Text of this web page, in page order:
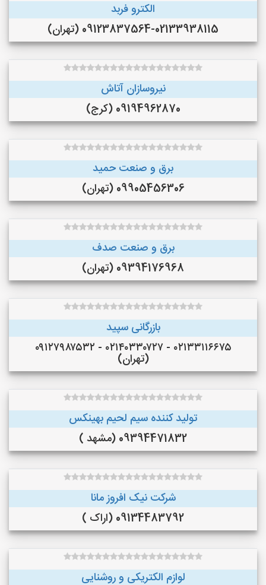
الکترو فربد
09123837564-02133938115 (تهران)
نیروسازان آتاش
09194962870 (کرج)
برق و صنعت حمید
09905456306 (تهران)
برق و صنعت صدف
09394176968 (تهران)
بازرگانی سپید
۰۲۱۳۳۱۱۶۶۷۵ - ۰۲۱۴۰۳۳۰۷۲۷ - ۰۹۱۲۷۹۸۷۵۳۲
(تهران)
تولید کننده سیم لحیم بهینکس
09394471832 (مشهد )
شرکت نیک افروز مانا
09134483792 (اراک )
لوازم الکتریکی و روشنایی